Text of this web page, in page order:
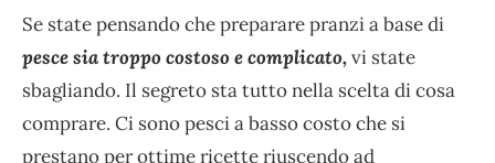
Se state pensando che preparare pranzi a base di
pesce sia troppo costoso e complicato,vi state
sbagliando. Il segreto sta tutto nella scelta di cosa
comprare. Ci sono pesci a basso costo che si
prestano per ottime ricette riuscendo ad